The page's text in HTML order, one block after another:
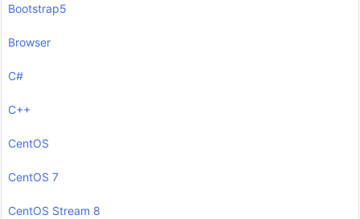
Bootstrap5
Browser
C#
C++
CentOS
CentOS 7
CentOS Stream 8